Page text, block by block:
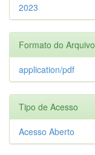
2023
Formato do Arquivo
application/pdf
Tipo de Acesso
Acesso Aberto